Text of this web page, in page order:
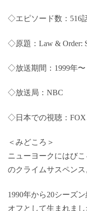
◇エピソード数：516
◇原題：Law & Order:
◇放送期間：1999年〜
◇放送局：NBC
◇日本での視聴：FOX
＜みどころ＞
ニューヨークにはび
のクライムサスペンス
1990年から20シーズ
オフとして生まれまし